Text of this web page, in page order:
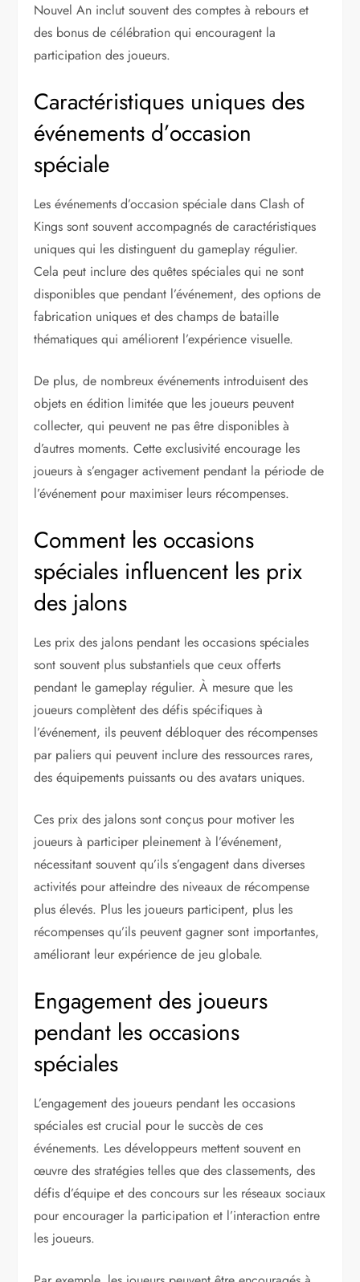
Nouvel An inclut souvent des comptes à rebours et
des bonus de célébration qui encouragent la
participation des joueurs.
Caractéristiques uniques des
événements d’occasion
spéciale
Les événements d’occasion spéciale dans Clash of
Kings sont souvent accompagnés de caractéristiques
uniques qui les distinguent du gameplay régulier.
Cela peut inclure des quêtes spéciales qui ne sont
disponibles que pendant l’événement, des options de
fabrication uniques et des champs de bataille
thématiques qui améliorent l’expérience visuelle.
De plus, de nombreux événements introduisent des
objets en édition limitée que les joueurs peuvent
collecter, qui peuvent ne pas être disponibles à
d’autres moments. Cette exclusivité encourage les
joueurs à s’engager activement pendant la période de
l’événement pour maximiser leurs récompenses.
Comment les occasions
spéciales influencent les prix
des jalons
Les prix des jalons pendant les occasions spéciales
sont souvent plus substantiels que ceux offerts
pendant le gameplay régulier. À mesure que les
joueurs complètent des défis spécifiques à
l’événement, ils peuvent débloquer des récompenses
par paliers qui peuvent inclure des ressources rares,
des équipements puissants ou des avatars uniques.
Ces prix des jalons sont conçus pour motiver les
joueurs à participer pleinement à l’événement,
nécessitant souvent qu’ils s’engagent dans diverses
activités pour atteindre des niveaux de récompense
plus élevés. Plus les joueurs participent, plus les
récompenses qu’ils peuvent gagner sont importantes,
améliorant leur expérience de jeu globale.
Engagement des joueurs
pendant les occasions
spéciales
L’engagement des joueurs pendant les occasions
spéciales est crucial pour le succès de ces
événements. Les développeurs mettent souvent en
œuvre des stratégies telles que des classements, des
défis d’équipe et des concours sur les réseaux sociaux
pour encourager la participation et l’interaction entre
les joueurs.